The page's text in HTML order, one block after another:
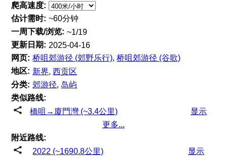
爬高速度:
估计需时: ~60分钟
一周下载/浏览: ~1/19
更新日期: 2025-04-16
网页: 桥咀郊游径 (郊野乐行),桥咀郊游径 (谷歌)
地区: 新界,西贡区
分类: 郊游径, 岛屿
类似路线:
橋咀→廈門灣 (~3.4公里)
显示
更多...
附近路线:
2022 (~1690.8公里)
显示